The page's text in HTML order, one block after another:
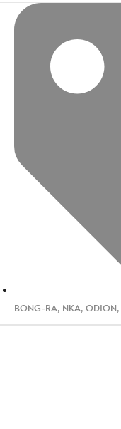
BONG-RA, NKA, ODION,